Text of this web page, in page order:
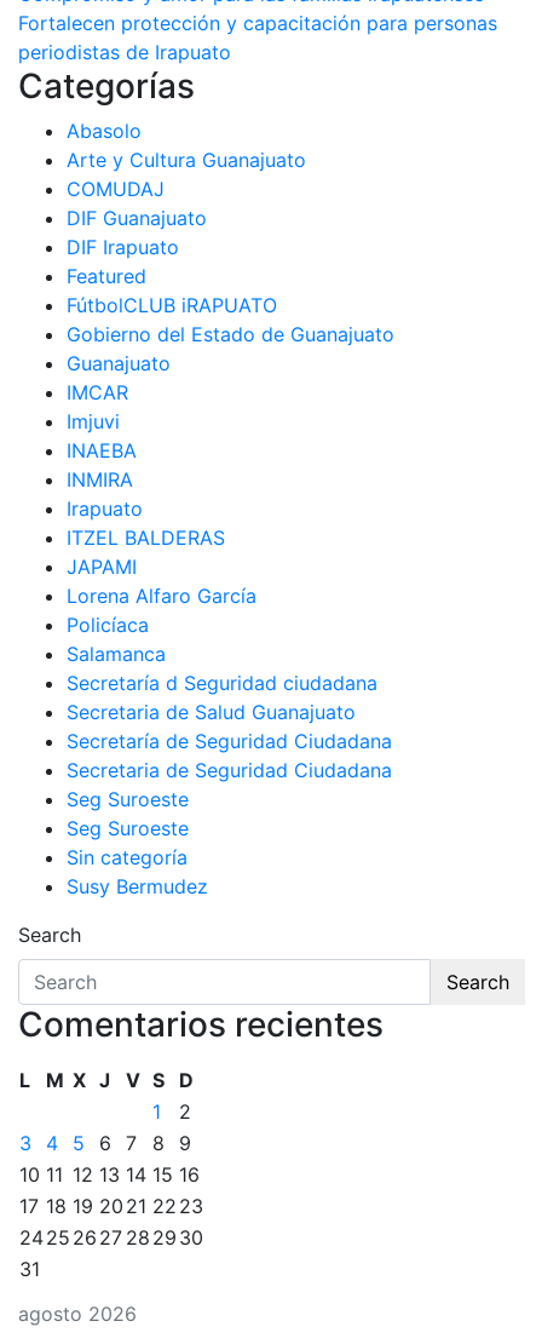
de
entradas
Fortalecen protección y capacitación para personas
periodistas de Irapuato
Categorías
Abasolo
Arte y Cultura Guanajuato
COMUDAJ
DIF Guanajuato
DIF Irapuato
Featured
FútbolCLUB iRAPUATO
Gobierno del Estado de Guanajuato
Guanajuato
IMCAR
Imjuvi
INAEBA
INMIRA
Irapuato
ITZEL BALDERAS
JAPAMI
Lorena Alfaro García
Policíaca
Salamanca
Secretaría d Seguridad ciudadana
Secretaria de Salud Guanajuato
Secretaría de Seguridad Ciudadana
Secretaria de Seguridad Ciudadana
Seg Suroeste
Seg Suroeste
Sin categoría
Susy Bermudez
Search
Search
Comentarios recientes
agosto 2026
L M X J V S
D
1
2
3
4 5 6 7 8
9
10 11 12 13 14 15 16
17 18 19 20 21 22 23
2425 26 27 28 29 30
31